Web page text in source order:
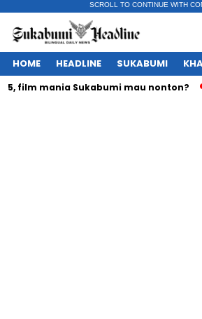
SCROLL TO CONTINUE WITH
HOME HEADLINE SUKABUMI
mania Sukabumi mau nonton?